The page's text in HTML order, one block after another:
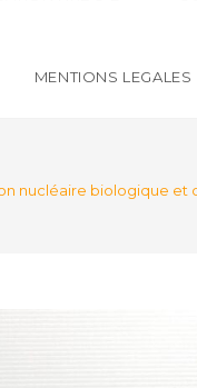
MENTIONS LEGALES
nucléaire biologique et